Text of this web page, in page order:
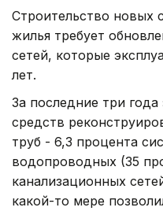
Строительство новых
жилья требует
сетей, которые
лет.
За последние три
средств
труб - 6,3 процента
водопроводных (35
канализационных
какой-то мере